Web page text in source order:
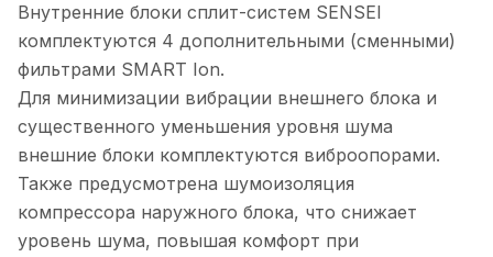
Внутренние блоки сплит-систем SENSEI
комплектуются 4 дополнительными (сменными)
фильтрами SMART Ion.
Для минимизации вибрации внешнего блока и
существенного уменьшения уровня шума
внешние блоки комплектуются виброопорами.
Также предусмотрена шумоизоляция
компрессора наружного блока, что снижает
уровень шума, повышая комфорт при